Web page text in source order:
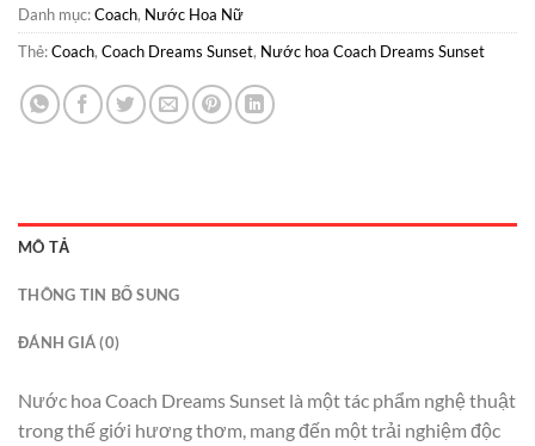
Danh mục:Coach, Nước Hoa Nữ
Thẻ:Coach, Coach Dreams Sunset, Nước hoa Coach Dreams Sunset
MÔ TẢ
THÔNG TIN BỔ SUNG
ĐÁNH GIÁ (0)
Nước hoa Coach Dreams Sunset là một tác phẩm nghệ thuật
trong thế giới hương thơm, mang đến một trải nghiệm độc